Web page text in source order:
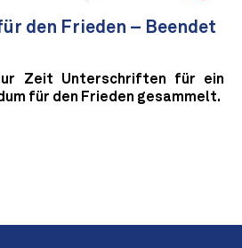
den Frieden – Beendet
Zeit Unterschriften für ein
für den Frieden gesammelt.